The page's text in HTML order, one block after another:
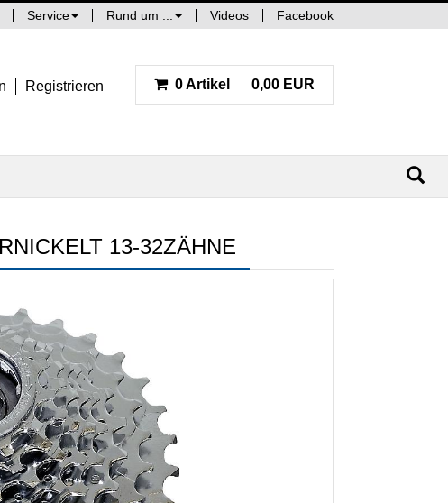
Service Rund um ... Videos Facebook
Registrieren 0 Artikel 0,00 EUR
13-32ZÄHNE